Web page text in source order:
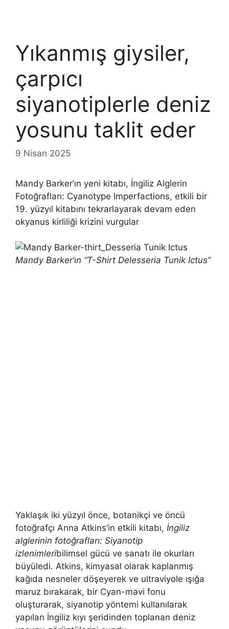
Yıkanmış giysiler,
çarpıcı
siyanotiplerle deniz
yosunu taklit eder
9 Nisan 2025
Mandy Barker’ın yeni kitabı, İngiliz Alglerin
Fotoğrafları: Cyanotype Imperfactions, etkili bir
19. yüzyıl kitabını tekrarlayarak devam eden
okyanus kirliliği krizini vurgular
Mandy Barker’ın “T-Shirt Delesseria Tunik Ictus”
Yaklaşık iki yüzyıl önce, botanikçi ve öncü
fotoğrafçı Anna Atkins’in etkili kitabı, İngiliz
alglerinin fotoğrafları: Siyanotip
izlenimleribilimsel gücü ve sanatı ile okurları
büyüledi. Atkins, kimyasal olarak kaplanmış
kağıda nesneler döşeyerek ve ultraviyole ışığa
maruz bırakarak, bir Cyan-mavi fonu
oluşturarak, siyanotip yöntemi kullanılarak
yapılan İngiliz kıyı şeridinden toplanan deniz